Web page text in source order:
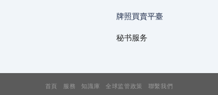
牌照買賣平臺
秘书服务
首頁 服務 知識庫 全球监管政策 聯繫我們